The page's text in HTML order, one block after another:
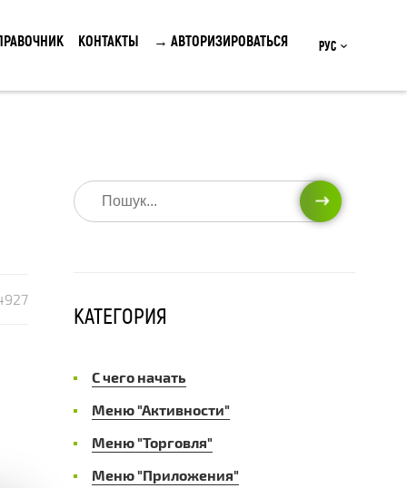
КОНТАКТЫ → АВТОРИЗИРОВАТЬСЯ Рус
ИСКАТЬ
КАТЕГОРИЯ
С чего начать
Меню "Активности"
Меню "Торговля"
Меню "Приложения"